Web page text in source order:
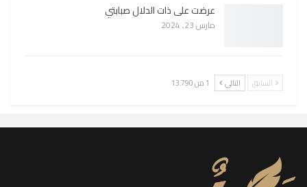
عرضت على ذات الدلال صبابتي
مارس 23, 2024
السابق التالي 1 من 13٬790